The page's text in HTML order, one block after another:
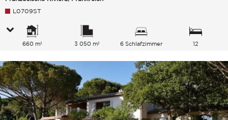
L0709ST
660 m² 3 050 m² 6 Schlafzimmer
12